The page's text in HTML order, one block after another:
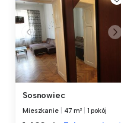
Sosnowiec
Mieszkanie 47 m² 1 pokój